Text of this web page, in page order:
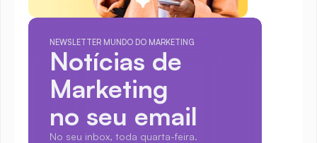
NEWSLETTER MUNDO DO MARKETING
Notícias de
Marketing
no seu email
No seu inbox, toda quarta-feira.